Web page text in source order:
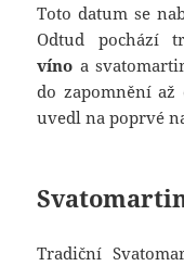
Toto datum se
Odtud pochází
víno a
do zapomnění
uvedl na poprvé
Tradiční